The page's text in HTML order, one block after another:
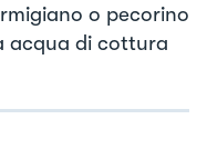
o pecorino
acqua di cottura